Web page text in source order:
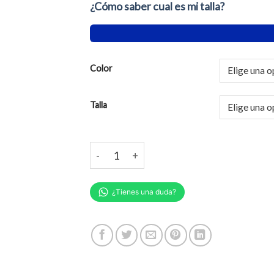
¿Cómo saber cual es mi talla?
Color
Talla
Conjunto Polera Hombre Body Bebé